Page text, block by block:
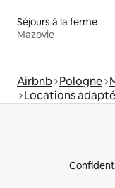
Séjours à la ferme
Mazovie
Airbnb Pologne
Locations